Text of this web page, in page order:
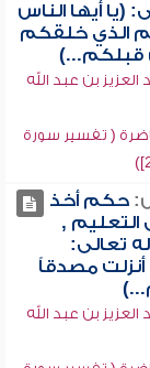
(يا أيها الناس
الذي خلقكم
قبلكم...)
العزيز بن عبد الله
( تفسير سورة
حكم أخذ
التعليم ,
تعالى:
أنزلت مصدقاً
العزيز بن عبد الله